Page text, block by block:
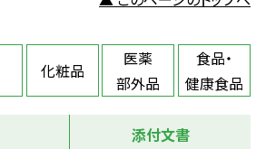
化粧品
医薬
部外品
食品・
健康食品
添付文書